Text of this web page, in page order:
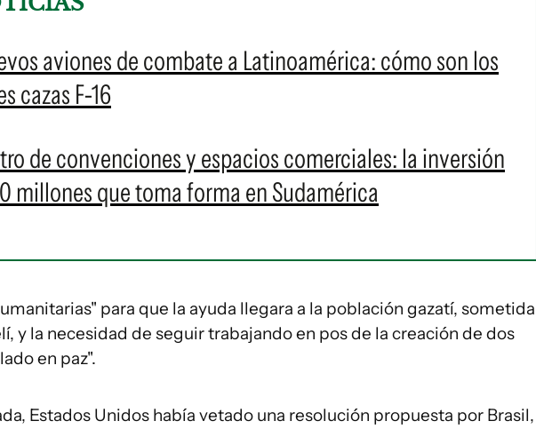
aviones de combate a Latinoamérica: cómo son los
cazas F-16
de convenciones y espacios comerciales: la inversión
millones que toma forma en Sudamérica
para que la ayuda llegara a la población gazatí, sometida
y la necesidad de seguir trabajando en pos de la creación de dos
en paz".
Estados Unidos había vetado una resolución propuesta por Brasil,